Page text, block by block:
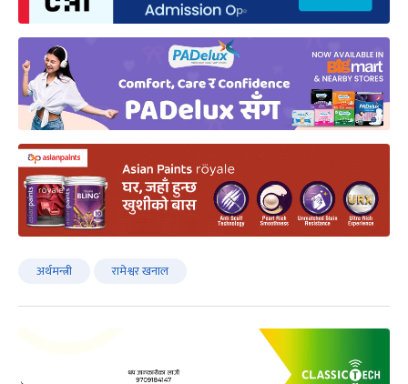
अर्थमन्त्री रामेश्वर खनाल